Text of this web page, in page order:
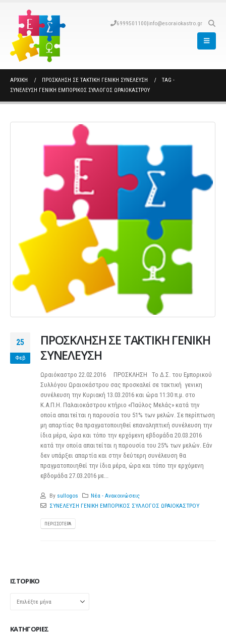
6999501100|info@esoraiokastro.gr
ΑΡΧΙΚΉ ΠΡΟΣΚΛΗΣΗ ΣΕ ΤΑΚΤΙΚΗ ΓΕΝΙΚΗ ΣΥΝΕΛΕΥΣΗ
TAG -
ΣΥΝΕΛΕΥΣΗ ΓΕΝΙΚΗ ΕΜΠΟΡΙΚΟΣ ΣΥΛΛΟΓΟΣ ΩΡΑΙΟΚΑΣΤΡΟΥ
25
Φεβ
ΠΡΟΣΚΛΗΣΗ ΣΕ ΤΑΚΤΙΚΗ ΓΕΝΙΚΗ
ΣΥΝΕΛΕΥΣΗ
Ωραιόκαστρο 22.02.2016 ΠΡΟΣΚΛΗΣΗ Το Δ.Σ. του Εμπορικού
Συλλόγου Ωραιοκάστρου σας προσκαλεί σε τακτική γενικη
συνέλευση την Κυριακή 13.03.2016 και ώρα 11:30 π.μ. στο
Κ.Α.Π.Η. Παλαιοκάστρου κτήριο «Παύλος Μελάς» κατά την
οποία απαιτείται η παρουσία του 51% των μελών. Σε περίπτωση
μη απαρτίας θα πραγματοποιηθεί επαναληπτική συνέλευση την
ίδια μέρα, ώρα και τόπο την ερχόμενη εβδομάδα 20.03.2016
κατά την οποία απαιτείται η παρουσία του 25% των μελών. Εάν
δεν υπάρξει απαρτία και στην δεύτερη συνέλευση θα
πραγματοποιηθεί την ίδια μέρα, ώρα και τόπο την ερχόμενη
εβδομάδα 27.03.2016 με...
By sullogos
Νέα - Ανακοινώσεις
ΣΥΝΕΛΕΥΣΗ ΓΕΝΙΚΗ ΕΜΠΟΡΙΚΟΣ ΣΥΛΛΟΓΟΣ ΩΡΑΙΟΚΑΣΤΡΟΥ
ΠΕΡΙΣΣΌΤΕΡΑ
ΙΣΤΟΡΙΚΌ
Ιστορικό
KΑΤΗΓΟΡΊΕΣ